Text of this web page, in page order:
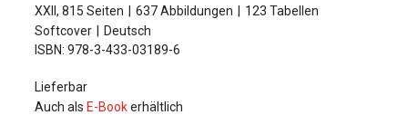
XXII, 815 Seiten
637 Abbildungen
123 Tabellen
Softcover
Deutsch
ISBN: 978-3-433-03189-6
Lieferbar
Auch als E-Bookerhältlich